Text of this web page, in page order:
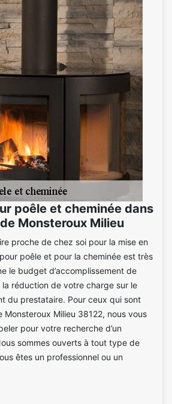
poêle et cheminée dans
Monsteroux Milieu
proche de chez soi pour la mise en
poêle et pour la cheminée est très
le budget d’accomplissement de
réduction de votre charge sur le
du prestataire. Pour ceux qui sont
Monsteroux Milieu 38122, nous vous
pour votre recherche d’un
sommes ouverts à tout type de
êtes un professionnel ou un